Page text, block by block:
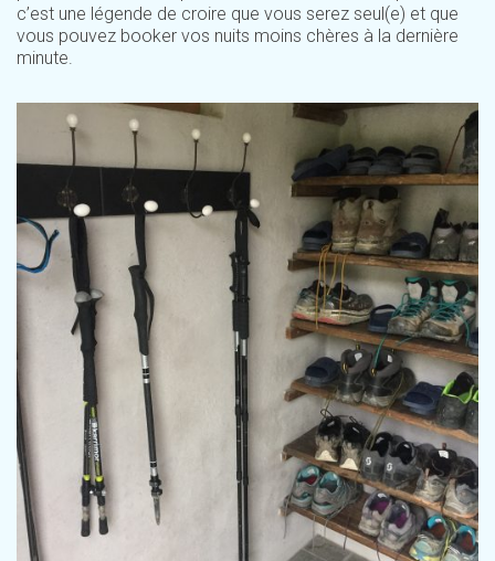
c’est une légende de croire que vous serez seul(e) et que
vous pouvez booker vos nuits moins chères à la dernière
minute.